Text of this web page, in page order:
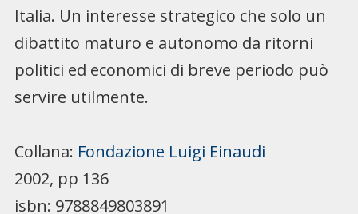
Italia. Un interesse strategico che solo un
dibattito maturo e autonomo da ritorni
politici ed economici di breve periodo può
servire utilmente.
Collana: Fondazione Luigi Einaudi
2002, pp 136
isbn: 9788849803891